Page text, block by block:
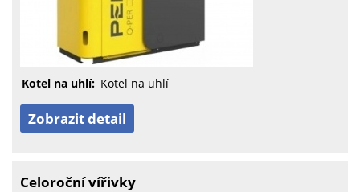
Kotel na uhlí: Kotel na uhlí
Zobrazit detail
Celoroční vířivky